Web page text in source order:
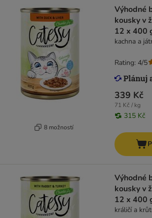
8 možností
Výhodné
kousky v
12 x 400
kachna a
339 Kč
71 Kč / kg
315 Kč
Rating: 4/5
Výhodné
kousky v
12 x 400
králičí a